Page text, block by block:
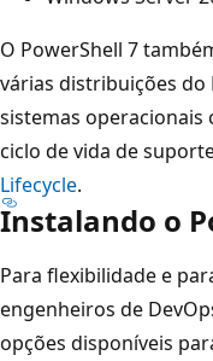
O PowerShell 7
várias distribuições do
sistemas
ciclo de vida de
Lifecycle.
Instalando o
Para flexibilidade e
engenheiros de
opções disponíveis